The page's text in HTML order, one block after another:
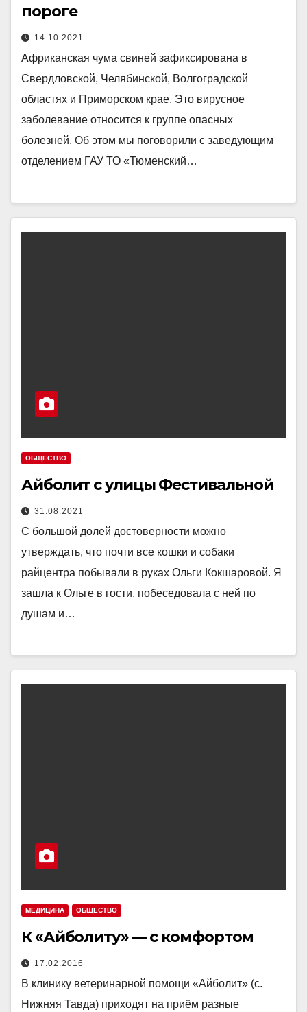
пороге
14.10.2021
Африканская чума свиней зафиксирована в
Свердловской, Челябинской, Волгоградской
областях и Приморском крае. Это вирусное
заболевание относится к группе опасных
болезней. Об этом мы поговорили с заведующим
отделением ГАУ ТО «Тюменский…
ОБЩЕСТВО
Айболит с улицы Фестивальной
31.08.2021
С большой долей достоверности можно
утверждать, что почти все кошки и собаки
райцентра побывали в руках Ольги Кокшаровой. Я
зашла к Ольге в гости, побеседовала с ней по
душам и…
МЕДИЦИНА ОБЩЕСТВО
К «Айболиту» — с комфортом
17.02.2016
В клинику ветеринарной помощи «Айболит» (с.
Нижняя Тавда) приходят на приём разные